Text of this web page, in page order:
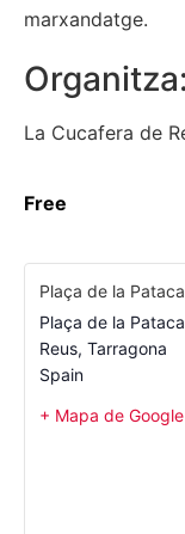
marxandatge.
Organitza:
La Cucafera de
Free
Plaça de la
Plaça de la
Reus, Tarragona
Spain
+ Mapa de Google